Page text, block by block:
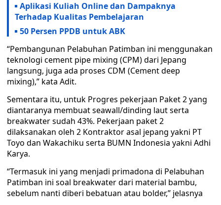
Aplikasi Kuliah Online dan Dampaknya
Terhadap Kualitas Pembelajaran
50 Persen PPDB untuk ABK
“Pembangunan Pelabuhan Patimban ini menggunakan
teknologi cement pipe mixing (CPM) dari Jepang
langsung, juga ada proses CDM (Cement deep
mixing),” kata Adit.
Sementara itu, untuk Progres pekerjaan Paket 2 yang
diantaranya membuat seawall/dinding laut serta
breakwater sudah 43%. Pekerjaan paket 2
dilaksanakan oleh 2 Kontraktor asal jepang yakni PT
Toyo dan Wakachiku serta BUMN Indonesia yakni Adhi
Karya.
“Termasuk ini yang menjadi primadona di Pelabuhan
Patimban ini soal breakwater dari material bambu,
sebelum nanti diberi bebatuan atau bolder,” jelasnya